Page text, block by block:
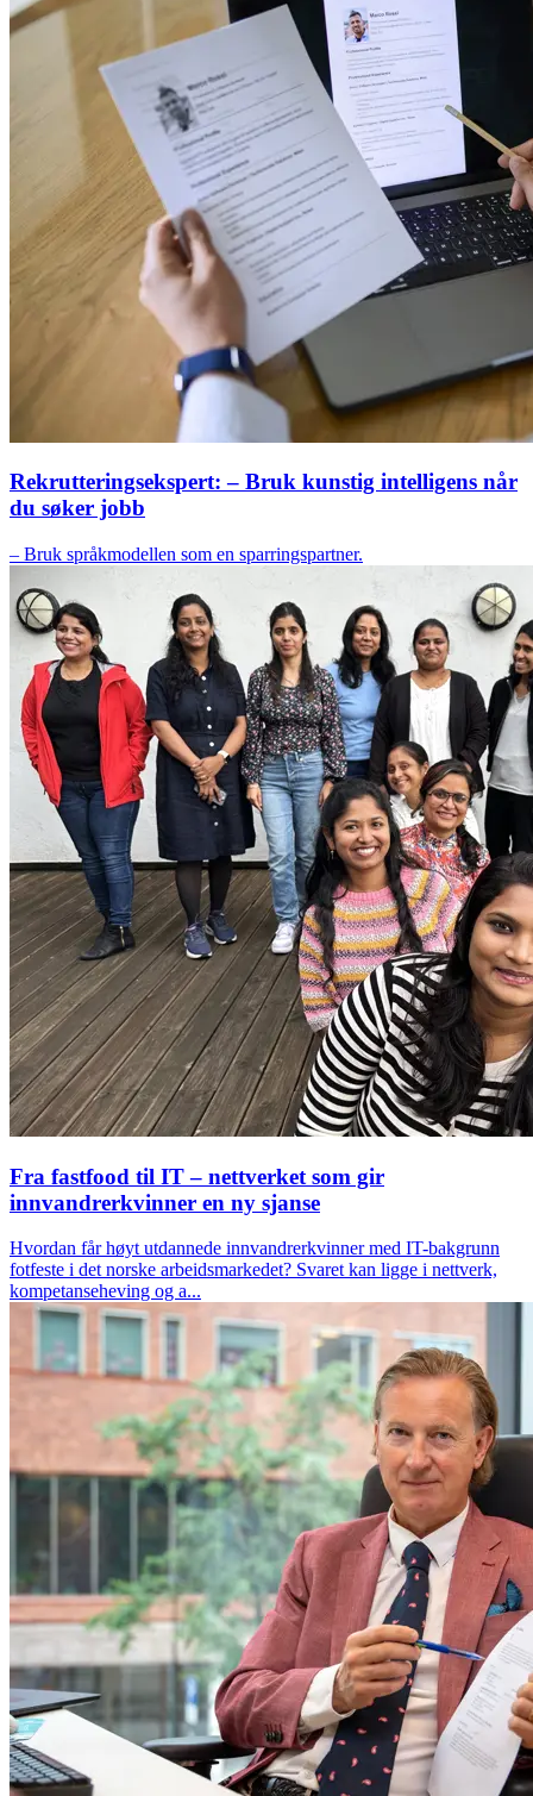
Rekrutteringsekspert: – Bruk kunstig intelligens når
du søker jobb
– Bruk språkmodellen som en sparringspartner.
Fra fastfood til IT – nettverket som gir
innvandrerkvinner en ny sjanse
Hvordan får høyt utdannede innvandrerkvinner med IT-bakgrunn
fotfeste i det norske arbeidsmarkedet? Svaret kan ligge i nettverk,
kompetanseheving og a...